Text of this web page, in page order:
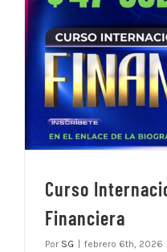
Curso
Financiera
Por SG | febrero 6th, 2026